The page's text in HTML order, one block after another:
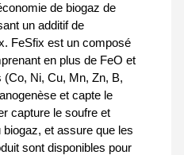
de biogaz de
un additif de
FeSfix est un composé
en plus de FeO et
(Co, Ni, Cu, Mn, Zn, B,
et capte le
capture le soufre et
et assure que les
sont disponibles pour